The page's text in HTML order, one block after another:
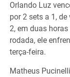
Orlando Luz
por 2 sets a 1,
2, em duas
rodada, ele
terça-feira.
Matheus